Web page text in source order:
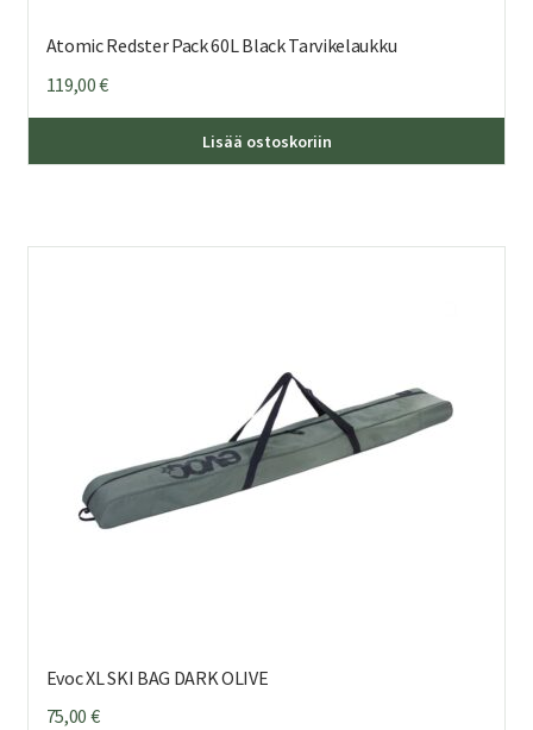
Atomic Redster Pack 60L Black Tarvikelaukku
119,00€
Lisää ostoskoriin
Evoc XL SKI BAG DARK OLIVE
75,00 €